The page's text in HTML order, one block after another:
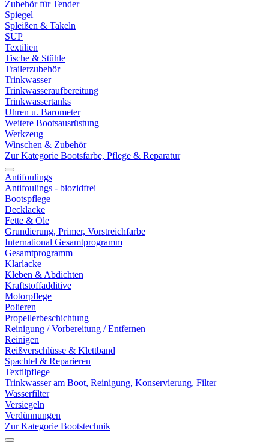
Zubehör für Tender
Spiegel
Spleißen & Takeln
SUP
Textilien
Tische & Stühle
Trailerzubehör
Trinkwasser
Trinkwasseraufbereitung
Trinkwassertanks
Uhren u. Barometer
Weitere Bootsausrüstung
Werkzeug
Winschen & Zubehör
Zur Kategorie Bootsfarbe, Pflege & Reparatur
Antifoulings
Antifoulings - biozidfrei
Bootspflege
Decklacke
Fette & Öle
Grundierung, Primer, Vorstreichfarbe
International Gesamtprogramm
Gesamtprogramm
Klarlacke
Kleben & Abdichten
Kraftstoffadditive
Motorpflege
Polieren
Propellerbeschichtung
Reinigung / Vorbereitung / Entfernen
Reinigen
Reißverschlüsse & Klettband
Spachtel & Reparieren
Textilpflege
Trinkwasser am Boot, Reinigung, Konservierung, Filter
Wasserfilter
Versiegeln
Verdünnungen
Zur Kategorie Bootstechnik